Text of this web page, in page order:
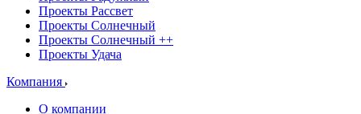
Проекты Рассвет
Проекты Солнечный
Проекты Солнечный ++
Проекты Удача
Компания
О компании